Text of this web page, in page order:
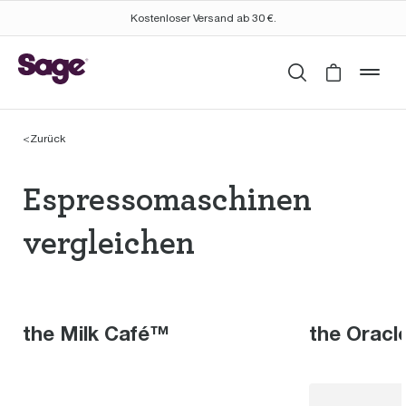
Kostenloser Versand ab 30 €.
SuchenCart is
<Zurück
Espressomaschinen
vergleichen
the Milk Café™ the